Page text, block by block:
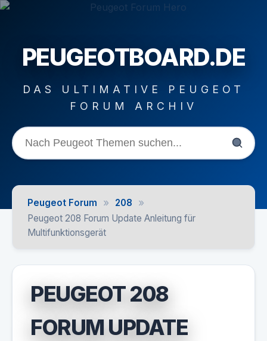
PEUGEOTBOARD.DE
DAS ULTIMATIVE PEUGEOT
FORUM ARCHIV
Peugeot Forum » 208 »
Peugeot 208 Forum Update Anleitung für
Multifunktionsgerät
PEUGEOT 208
FORUM UPDATE